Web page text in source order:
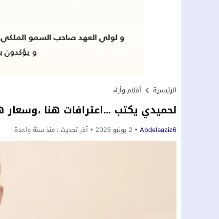
الرئيسية أقلام وأراء
لحميدي يكتب …اعترافات هنا ،وسعار
Abdelaaziz6 2 يونيو 2025 آخر تحديث : منذ سنة واحدة